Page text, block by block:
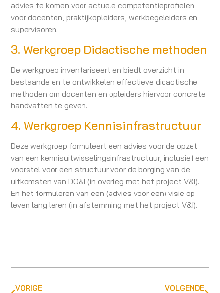
advies te komen voor actuele competentieprofielen
voor docenten, praktijkopleiders, werkbegeleiders en
supervisoren.
3. Werkgroep Didactische methoden
De werkgroep inventariseert en biedt overzicht in
bestaande en te ontwikkelen effectieve didactische
methoden om docenten en opleiders hiervoor concrete
handvatten te geven.
4. Werkgroep Kennisinfrastructuur
Deze werkgroep formuleert een advies voor de opzet
van een kennisuitwisselingsinfrastructuur, inclusief een
voorstel voor een structuur voor de borging van de
uitkomsten van DO&I (in overleg met het project V&I).
En het formuleren van een (advies voor een) visie op
leven lang leren (in afstemming met het project V&I).
VORIGE VOLGENDE